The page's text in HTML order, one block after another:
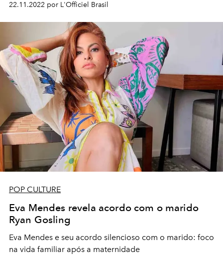
22.11.2022 por L'Officiel Brasil
POP CULTURE
Eva Mendes revela acordo com o marido
Ryan Gosling
Eva Mendes e seu acordo silencioso com o marido: foco
na vida familiar após a maternidade